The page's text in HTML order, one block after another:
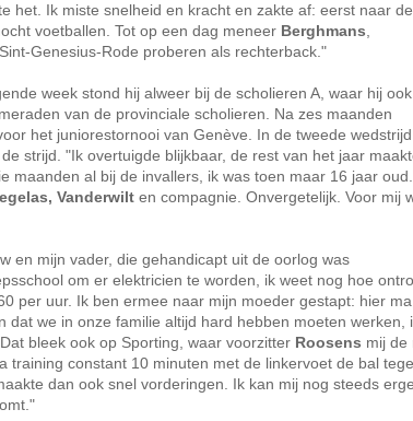
het. Ik miste snelheid en kracht en zakte af: eerst naar de
voetballen. Tot op een dag meneer Berghmans
Genesius-Rode proberen als rechterback."
week stond hij alweer bij de scholieren A, waar hij ook
van de provinciale scholieren. Na zes maanden
het juniorestornooi van Genève. In de tweede
strijd. "Ik overtuigde blijkbaar, de rest van het jaar
maanden al bij de invallers, ik was toen maar 16 jaar
Vanderwilt en compagnie. Onvergetelijk. Voor mij
en mijn vader, die gehandicapt uit de oorlog was
om er elektricien te worden, ik weet nog hoe
per uur. Ik ben ermee naar mijn moeder gestapt: hier
we in onze familie altijd hard hebben moeten werken,
bleek ook op Sporting, waar voorzitter Roosens mij de
constant 10 minuten met de linkervoet de bal
dan ook snel vorderingen. Ik kan mij nog steeds